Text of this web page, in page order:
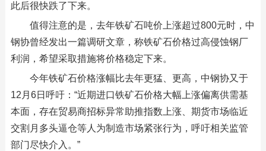
此后很快跌了下来。
值得注意的是，去年铁矿石吨价上涨超过800元时，中
钢协曾经发出一篇调研文章，称铁矿石价格过高侵蚀钢厂
利润，希望采取措施将价格稳定下来。
今年铁矿石价格涨幅比去年更猛、更高，中钢协又于
12月6日呼吁：“近期进口铁矿石价格大幅上涨偏离供需基
本面，存在贸易商招标异常助推指数上涨、期货市场临近
交割月多头逼仓等人为制造市场紧张行为，呼吁相关监管
部门尽快介入。”